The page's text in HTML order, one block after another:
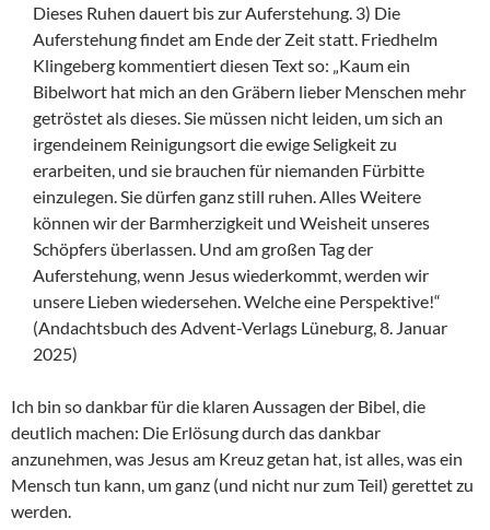
Dieses Ruhen dauert bis zur Auferstehung. 3) Die
Auferstehung findet am Ende der Zeit statt. Friedhelm
Klingeberg kommentiert diesen Text so: „Kaum ein
Bibelwort hat mich an den Gräbern lieber Menschen mehr
getröstet als dieses. Sie müssen nicht leiden, um sich an
irgendeinem Reinigungsort die ewige Seligkeit zu
erarbeiten, und sie brauchen für niemanden Fürbitte
einzulegen. Sie dürfen ganz still ruhen. Alles Weitere
können wir der Barmherzigkeit und Weisheit unseres
Schöpfers überlassen. Und am großen Tag der
Auferstehung, wenn Jesus wiederkommt, werden wir
unsere Lieben wiedersehen. Welche eine Perspektive!“
(Andachtsbuch des Advent-Verlags Lüneburg, 8. Januar
2025)
Ich bin so dankbar für die klaren Aussagen der Bibel, die
deutlich machen: Die Erlösung durch das dankbar
anzunehmen, was Jesus am Kreuz getan hat, ist alles, was ein
Mensch tun kann, um ganz (und nicht nur zum Teil) gerettet zu
werden.